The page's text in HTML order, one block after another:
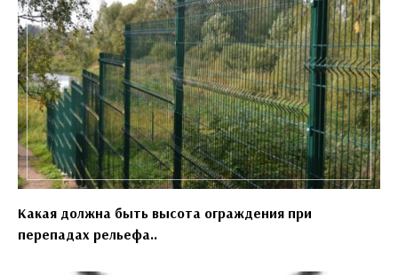
Какая должна быть высота ограждения при
перепадах рельефа..